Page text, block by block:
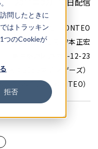
問したときに
はトラッキン
つのCookieが
拒否
株式会社FRONTEO
代表取締役社長 守本正宏
東京都港区港南2-12-23
号：2158東証マザーズ）
ーシンボル：FRONTEO）